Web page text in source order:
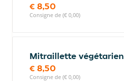
€ 8,50
Consigne de (€ 0,00)
Mitraillette végétarien
€ 8,50
Consigne de (€ 0,00)